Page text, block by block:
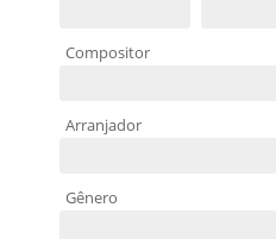
Compositor
Arranjador
Gênero